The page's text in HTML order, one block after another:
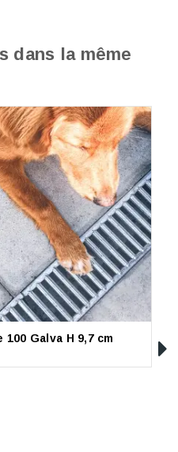
dans la même
Galva H 9,7 cm